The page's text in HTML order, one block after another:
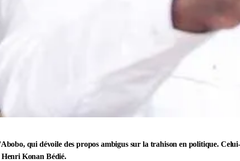
qui dévoile des propos ambigus sur la trahison en politique.
Konan Bédié.